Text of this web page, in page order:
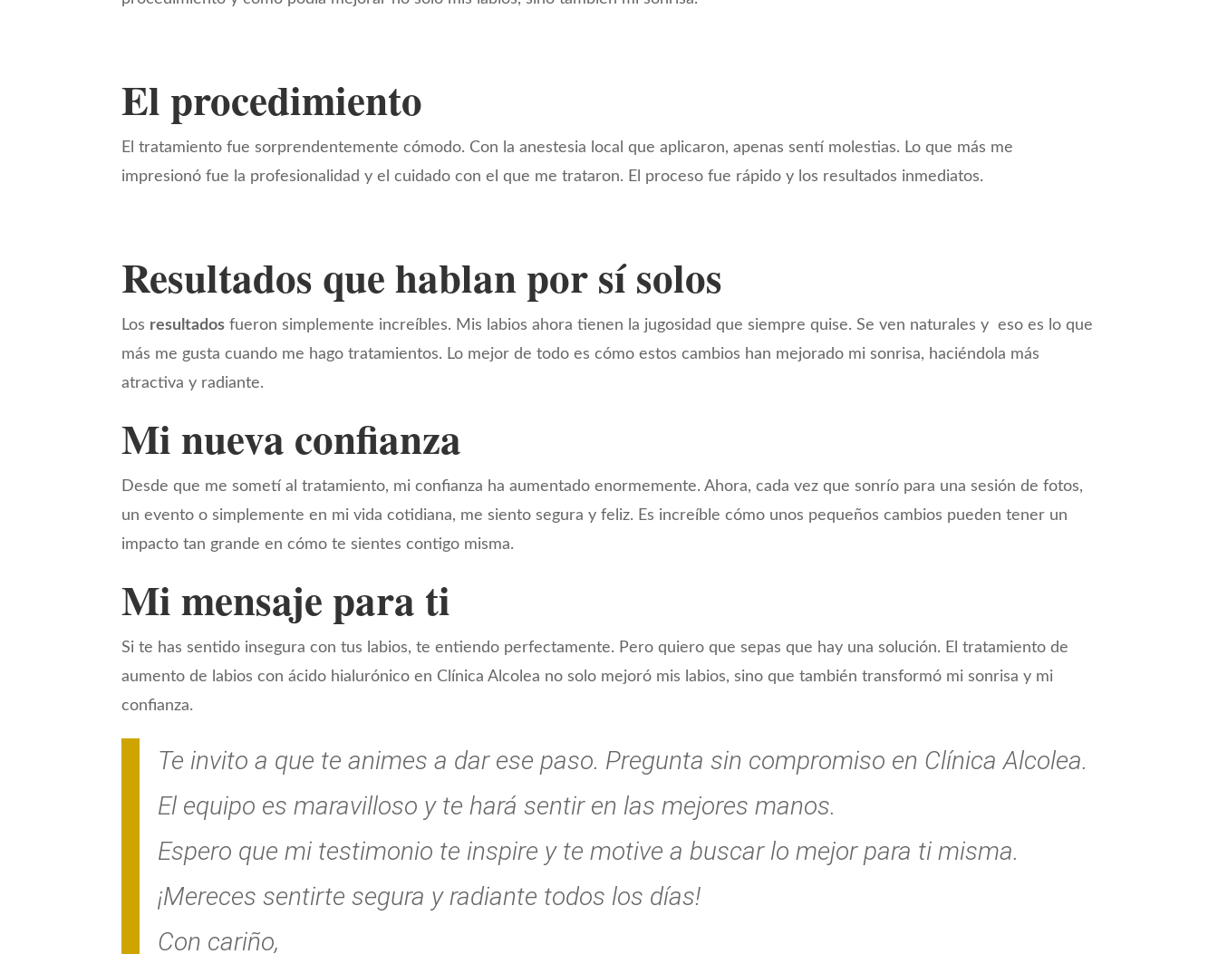
El procedimiento
El tratamiento fue sorprendentemente cómodo. Con la anestesia local que aplicaron, apenas sentí molestias. Lo que más me
impresionó fue la profesionalidad y el cuidado con el que me trataron. El proceso fue rápido y los resultados inmediatos.
Resultados que hablan por sí solos
Los resultados fueron simplemente increíbles. Mis labios ahora tienen la jugosidad que siempre quise. Se ven naturales y eso es lo que
más me gusta cuando me hago tratamientos. Lo mejor de todo es cómo estos cambios han mejorado mi sonrisa, haciéndola más
atractiva y radiante.
Mi nueva confianza
Desde que me sometí al tratamiento, mi confianza ha aumentado enormemente. Ahora, cada vez que sonrío para una sesión de fotos,
un evento o simplemente en mi vida cotidiana, me siento segura y feliz. Es increíble cómo unos pequeños cambios pueden tener un
impacto tan grande en cómo te sientes contigo misma.
Mi mensaje para ti
Si te has sentido insegura con tus labios, te entiendo perfectamente. Pero quiero que sepas que hay una solución. El tratamiento de
aumento de labios con ácido hialurónico en Clínica Alcolea no solo mejoró mis labios, sino que también transformó mi sonrisa y mi
confianza.
Te invito a que te animes a dar ese paso. Pregunta sin compromiso en Clínica Alcolea.
El equipo es maravilloso y te hará sentir en las mejores manos.
Espero que mi testimonio te inspire y te motive a buscar lo mejor para ti misma.
¡Mereces sentirte segura y radiante todos los días!
Con cariño,